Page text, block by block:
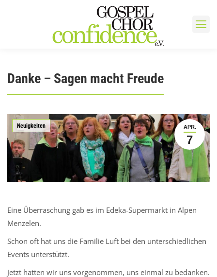
Danke – Sagen macht Freude
APR.
7
Neuigkeiten
Eine Überraschung gab es im Edeka-Supermarkt in Alpen
Menzelen.
Schon oft hat uns die Familie Luft bei den unterschiedlichen
Events unterstützt.
Jetzt hatten wir uns vorgenommen, uns einmal zu bedanken.